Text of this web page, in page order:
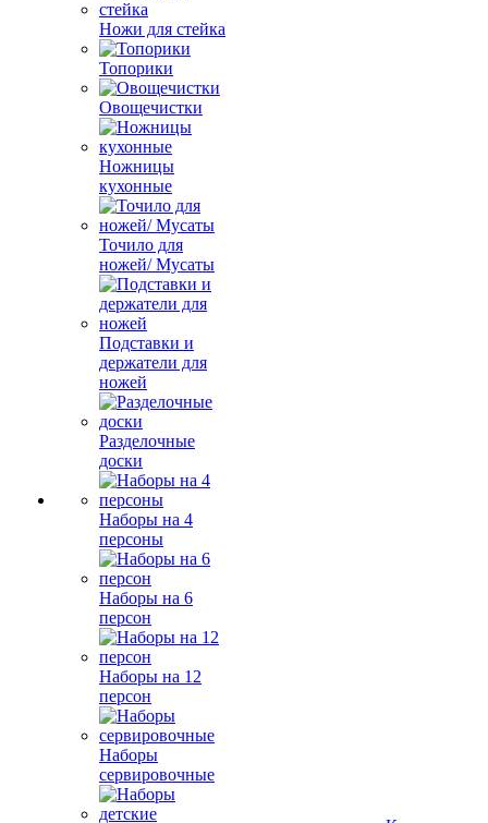
Ножи для стейка
Топорики
Овощечистки
Ножницы
кухонные
Точило для
ножей/ Мусаты
Подставки и
держатели для
ножей
Разделочные
доски
Наборы на 4
персоны
Наборы на 6
персон
Наборы на 12
персон
Наборы
сервировочные